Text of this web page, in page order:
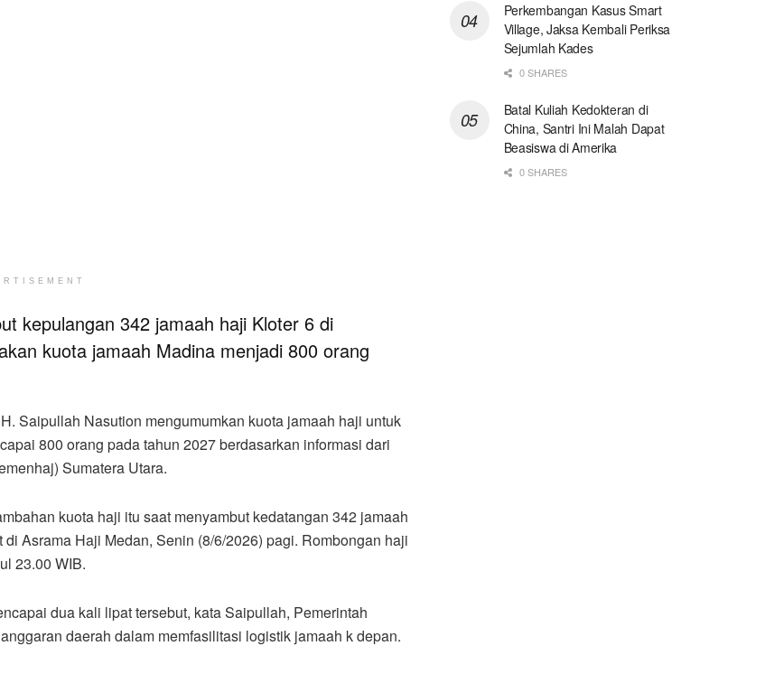
kepulangan 342 jamaah haji Kloter 6 di
kuota jamaah Madina menjadi 800 orang
Saipullah Nasution mengumumkan kuota jamaah haji untuk
800 orang pada tahun 2027 berdasarkan informasi dari
Sumatera Utara.
kuota haji itu saat menyambut kedatangan 342 jamaah
Asrama Haji Medan, Senin (8/6/2026) pagi. Rombongan haji
23.00 WIB.
dua kali lipat tersebut, kata Saipullah, Pemerintah
daerah dalam memfasilitasi logistik jamaah k depan.
Perkembangan Kasus Smart
Village, Jaksa Kembali Periksa
Sejumlah Kades
0 SHARES
Batal Kuliah Kedokteran di
China, Santri Ini Malah Dapat
Beasiswa di Amerika
0 SHARES